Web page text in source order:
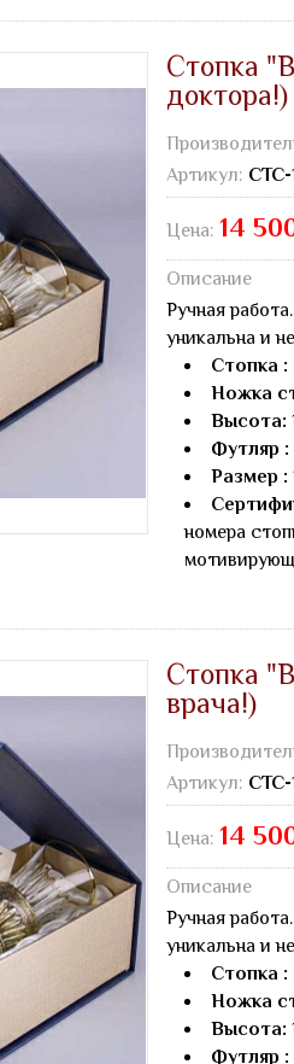
Стопка
доктора!)
Артикул: СТС-
Цена: 14
Описание
Ручная
уникальна и
Стопка :
Ножка
Высота:
Футляр :
Размер :
номера
Стопка
врача!)
Артикул:
Цена: 14
Описание
Ручная
уникальна и
Стопка :
Ножка
Высота:
Футляр :